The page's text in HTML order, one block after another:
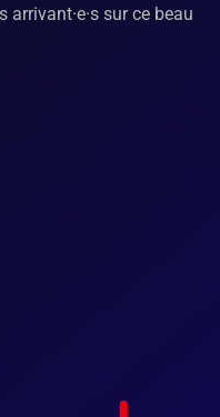
arrivant·e·s sur ce beau